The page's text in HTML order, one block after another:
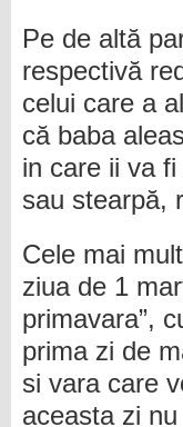
Pe de altă
respectivă
celui care a
că baba
in care ii va
sau stearpă,
Cele mai
ziua de 1
primavara”,
prima zi de
si vara care
aceasta zi